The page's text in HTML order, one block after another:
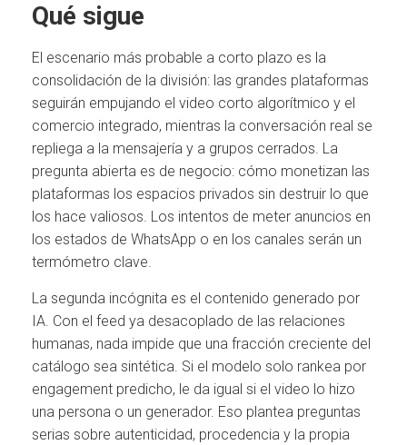
Qué sigue
El escenario más probable a corto plazo es la
consolidación de la división: las grandes plataformas
seguirán empujando el video corto algorítmico y el
comercio integrado, mientras la conversación real se
repliega a la mensajería y a grupos cerrados. La
pregunta abierta es de negocio: cómo monetizan las
plataformas los espacios privados sin destruir lo que
los hace valiosos. Los intentos de meter anuncios en
los estados de WhatsApp o en los canales serán un
termómetro clave.
La segunda incógnita es el contenido generado por
IA. Con el feed ya desacoplado de las relaciones
humanas, nada impide que una fracción creciente del
catálogo sea sintética. Si el modelo solo rankea por
engagement predicho, le da igual si el video lo hizo
una persona o un generador. Eso plantea preguntas
serias sobre autenticidad, procedencia y la propia